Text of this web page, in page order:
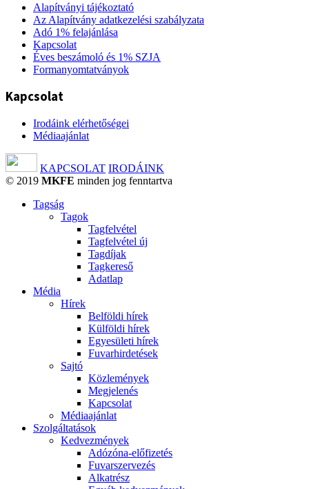
Alapítványi tájékoztató
Az Alapítvány adatkezelési szabályzata
Adó 1% felajánlása
Kapcsolat
Éves beszámoló és 1% SZJA
Formanyomtatványok
Kapcsolat
Irodáink elérhetőségei
Médiaajánlat
KAPCSOLAT IRODÁINK
© 2019 MKFE minden jog fenntartva
Tagság
Tagok
Tagfelvétel
Tagfelvétel új
Tagdíjak
Tagkereső
Adatlap
Média
Hírek
Belföldi hírek
Külföldi hírek
Egyesületi hírek
Fuvarhirdetések
Sajtó
Közlemények
Megjelenés
Kapcsolat
Médiaajánlat
Szolgáltatások
Kedvezmények
Adózóna-előfizetés
Fuvarszervezés
Alkatrész